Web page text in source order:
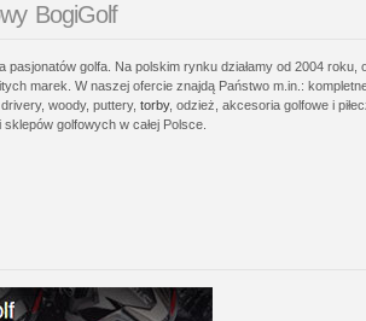
BogiGolf
pasjonatów golfa. Na polskim rynku działamy od 2004
marek. W naszej ofercie znajdą Państwo m.in.:
drivery, woody, puttery, torby, odzież, akcesoria golfowe i
golfowych w całej Polsce.